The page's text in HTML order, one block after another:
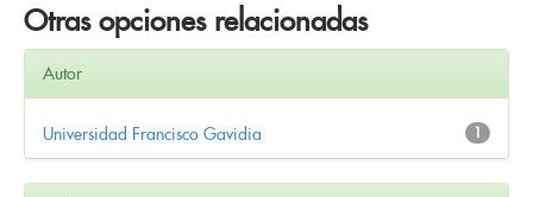
Otras opciones relacionadas
Autor
1
Universidad Francisco Gavidia